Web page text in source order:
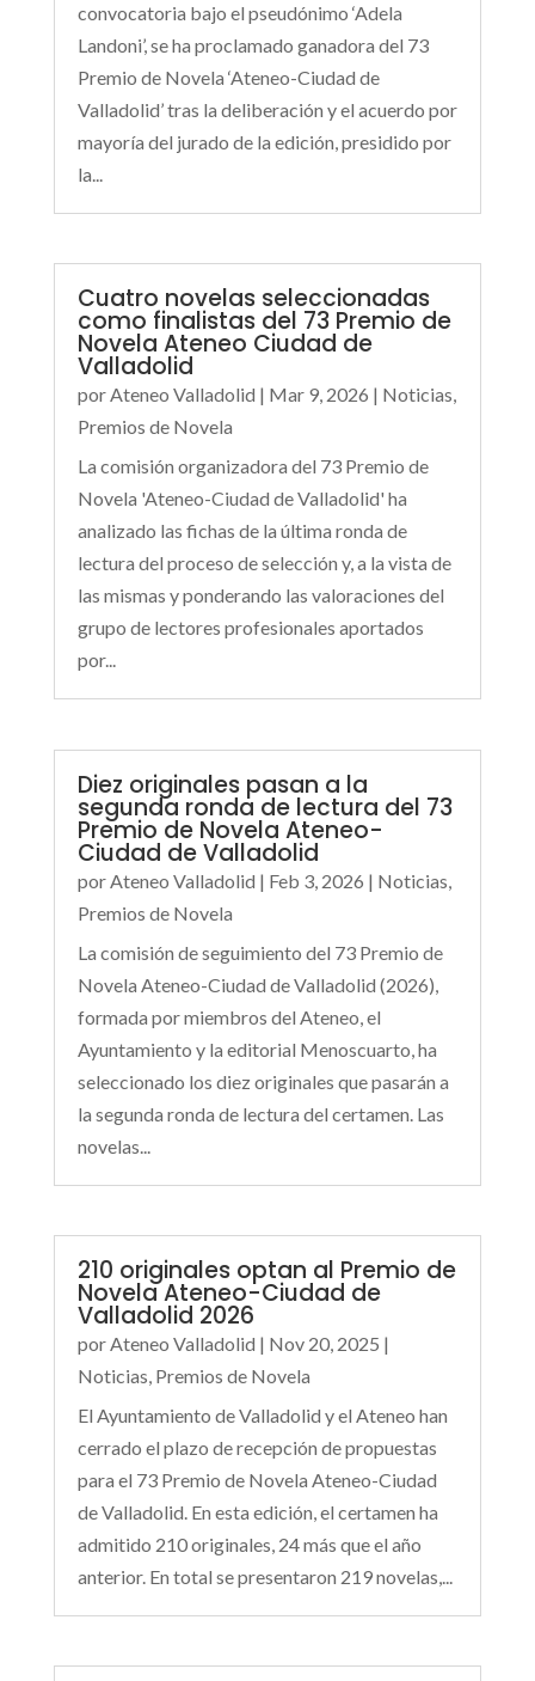
convocatoria bajo el pseudónimo ‘Adela
Landoni’, se ha proclamado ganadora del 73
Premio de Novela ‘Ateneo-Ciudad de
Valladolid’ tras la deliberación y el acuerdo por
mayoría del jurado de la edición, presidido por
la...
Cuatro novelas seleccionadas
como finalistas del 73 Premio de
Novela Ateneo Ciudad de
Valladolid
porAteneo Valladolid | Mar 9, 2026 | Noticias,
Premios de Novela
La comisión organizadora del 73 Premio de
Novela 'Ateneo-Ciudad de Valladolid' ha
analizado las fichas de la última ronda de
lectura del proceso de selección y, a la vista de
las mismas y ponderando las valoraciones del
grupo de lectores profesionales aportados
por...
Diez originales pasan a la
segunda ronda de lectura del 73
Premio de Novela Ateneo-
Ciudad de Valladolid
por Ateneo Valladolid | Feb 3, 2026 | Noticias
Premios de Novela
La comisión de seguimiento del 73 Premio de
Novela Ateneo-Ciudad de Valladolid (2026),
formada por miembros del Ateneo, el
Ayuntamiento y la editorial Menoscuarto, ha
seleccionado los diez originales que pasarán a
la segunda ronda de lectura del certamen. Las
novelas...
210 originales optan al Premio de
Novela Ateneo-Ciudad de
Valladolid 2026
porAteneo Valladolid | Nov 20, 2025 |
Noticias, Premios de Novela
El Ayuntamiento de Valladolid y el Ateneo han
cerrado el plazo de recepción de propuestas
para el 73 Premio de Novela Ateneo-Ciudad
de Valladolid. En esta edición, el certamen ha
admitido 210 originales, 24 más que el año
anterior. En total se presentaron 219 novelas,...